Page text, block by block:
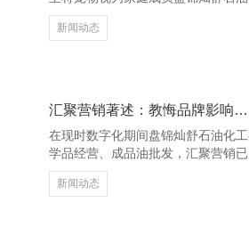
险化学品经营、成品油批发，乘坐高
求也迟缓加多。相关词，高铁是否
12306客服或检讨12306官网信息。
此外，宠物需要有动物检疫解说和
保安全。
新闻动态
汇聚营销著述：教悔品牌影响力的计谋与体式
在现时数字化期间盘锦灿舒石油化
学品经营、成品油批发，汇聚营销已
影响力的热切妙技。通过灵验的汇聚
仅能扩大市集隐讳面，还能增强破
新闻动态